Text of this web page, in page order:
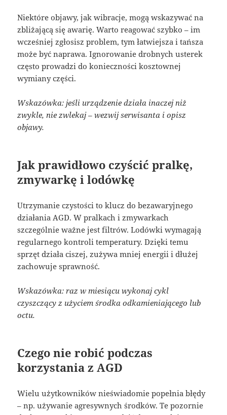
Niektóre objawy, jak wibracje, mogą wskazywać na
zbliżającą się awarię. Warto reagować szybko – im
wcześniej zgłosisz problem, tym łatwiejsza i tańsza
może być naprawa. Ignorowanie drobnych usterek
często prowadzi do konieczności kosztownej
wymiany części.
Wskazówka: jeśli urządzenie działa inaczej niż
zwykle, nie zwlekaj – wezwij serwisanta i opisz
objawy.
Jak prawidłowo czyścić pralkę,
zmywarkę i lodówkę
Utrzymanie czystości to klucz do bezawaryjnego
działania AGD. W pralkach i zmywarkach
szczególnie ważne jest filtrów. Lodówki wymagają
regularnego kontroli temperatury. Dzięki temu
sprzęt działa ciszej, zużywa mniej energii i dłużej
zachowuje sprawność.
Wskazówka: raz w miesiącu wykonaj cykl
czyszczący z użyciem środka odkamieniającego lub
octu.
Czego nie robić podczas
korzystania z AGD
Wielu użytkowników nieświadomie popełnia błędy
– np. używanie agresywnych środków. Te pozornie